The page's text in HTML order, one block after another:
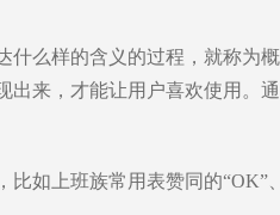
什么样的含义的过程，就称为
出来，才能让用户喜欢使用。
比如上班族常用表赞同的“OK”